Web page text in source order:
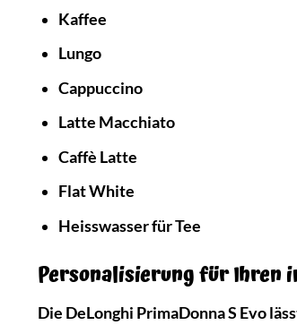
Kaffee
Lungo
Cappuccino
Latte Macchiato
Caffè Latte
Flat White
Heisswasser für Tee
Personalisierung für Ihren
Die DeLonghi PrimaDonna S Evo